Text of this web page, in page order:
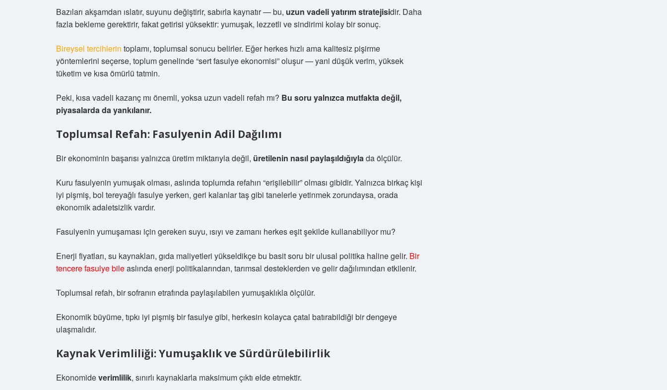
Bazıları akşamdan ıslatır, suyunu değiştirir, sabırla kaynatır — bu, uzun vadeli yatırım stratejisidir. Daha
fazla bekleme gerektirir, fakat getirisi yüksektir: yumuşak, lezzetli ve sindirimi kolay bir sonuç.
Bireysel tercihlerin toplamı, toplumsal sonucu belirler. Eğer herkes hızlı ama kalitesiz pişirme
yöntemlerini seçerse, toplum genelinde “sert fasulye ekonomisi” oluşur — yani düşük verim, yüksek
tüketim ve kısa ömürlü tatmin.
Peki, kısa vadeli kazanç mı önemli, yoksa uzun vadeli refah mı? Bu soru yalnızca mutfakta değil,
piyasalarda da yankılanır.
Toplumsal Refah: Fasulyenin Adil Dağılımı
Bir ekonominin başarısı yalnızca üretim miktarıyla değil, üretilenin nasıl paylaşıldığıylada ölçülür.
Kuru fasulyenin yumuşak olması, aslında toplumda refahın “erişilebilir” olması gibidir. Yalnızca birkaç kişi
iyi pişmiş, bol tereyağlı fasulye yerken, geri kalanlar taş gibi tanelerle yetinmek zorundaysa, orada
ekonomik adaletsizlik vardır.
Fasulyenin yumuşaması için gereken suyu, ısıyı ve zamanı herkes eşit şekilde kullanabiliyor mu?
Enerji fiyatları, su kaynakları, gıda maliyetleri yükseldikçe bu basit soru bir ulusal politika haline gelir. Bir
tencere fasulye bileaslında enerji politikalarından, tarımsal desteklerden ve gelir dağılımından etkilenir.
Toplumsal refah, bir sofranın etrafında paylaşılabilen yumuşaklıkla ölçülür.
Ekonomik büyüme, tıpkı iyi pişmiş bir fasulye gibi, herkesin kolayca çatal batırabildiği bir dengeye
ulaşmalıdır.
Kaynak Verimliliği: Yumuşaklık ve Sürdürülebilirlik
Ekonomideverimlilik, sınırlı kaynaklarla maksimum çıktı elde etmektir.